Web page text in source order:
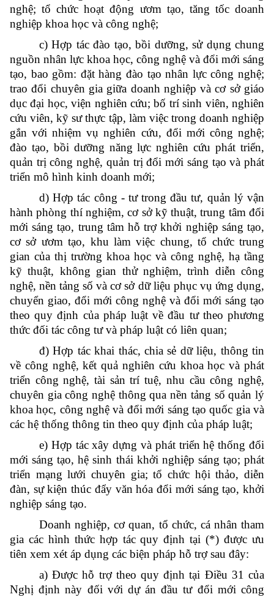
nghệ; tổ chức hoạt động ươm tạo, tăng tốc doanh
nghiệp khoa học và công nghệ;
c) Hợp tác đào tạo, bồi dưỡng, sử dụng chung
nguồn nhân lực khoa học, công nghệ và đổi mới sáng
tạo, bao gồm: đặt hàng đào tạo nhân lực công nghệ;
trao đổi chuyên gia giữa doanh nghiệp và cơ sở giáo
dục đại học, viện nghiên cứu; bố trí sinh viên, nghiên
cứu viên, kỹ sư thực tập, làm việc trong doanh nghiệp
gắn với nhiệm vụ nghiên cứu, đổi mới công nghệ;
đào tạo, bồi dưỡng năng lực nghiên cứu phát triển,
quản trị công nghệ, quản trị đổi mới sáng tạo và phát
triển mô hình kinh doanh mới;
d) Hợp tác công - tư trong đầu tư, quản lý vận
hành phòng thí nghiệm, cơ sở kỹ thuật, trung tâm đổi
mới sáng tạo, trung tâm hỗ trợ khởi nghiệp sáng tạo,
cơ sở ươm tạo, khu làm việc chung, tổ chức trung
gian của thị trường khoa học và công nghệ, hạ tầng
kỹ thuật, không gian thử nghiệm, trình diễn công
nghệ, nền tảng số và cơ sở dữ liệu phục vụ ứng dụng,
chuyển giao, đổi mới công nghệ và đổi mới sáng tạo
theo quy định của pháp luật về đầu tư theo phương
thức đối tác công tư và pháp luật có liên quan;
đ) Hợp tác khai thác, chia sẻ dữ liệu, thông tin
về công nghệ, kết quả nghiên cứu khoa học và phát
triển công nghệ, tài sản trí tuệ, nhu cầu công nghệ,
chuyên gia công nghệ thông qua nền tảng số quản lý
khoa học, công nghệ và đổi mới sáng tạo quốc gia và
các hệ thống thông tin theo quy định của pháp luật;
e) Hợp tác xây dựng và phát triển hệ thống đổi
mới sáng tạo, hệ sinh thái khởi nghiệp sáng tạo; phát
triển mạng lưới chuyên gia; tổ chức hội thảo, diễn
đàn, sự kiện thúc đẩy văn hóa đổi mới sáng tạo, khởi
nghiệp sáng tạo.
Doanh nghiệp, cơ quan, tổ chức, cá nhân tham
gia các hình thức hợp tác quy định tại (*) được ưu
tiên xem xét áp dụng các biện pháp hỗ trợ sau đây:
a) Được hỗ trợ theo quy định tại Điều 31 của
Nghị định này đối với dự án đầu tư đổi mới công